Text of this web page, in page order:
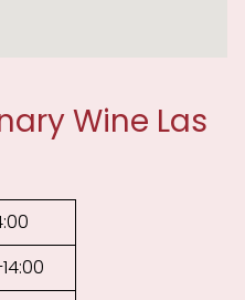
Wine Las